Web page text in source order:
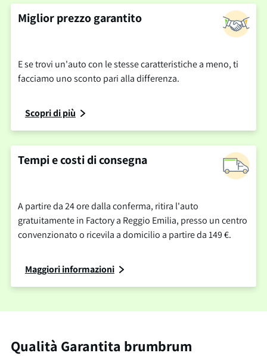
Miglior prezzo garantito
E se trovi un'auto con le stesse caratteristiche a meno, ti
facciamo uno sconto pari alla differenza.
Scopri di più
Tempi e costi di consegna
A partire da 24 ore dalla conferma, ritira l'auto
gratuitamente in Factory a Reggio Emilia, presso un centro
convenzionato o ricevila a domicilio a partire da 149 €.
Maggiori informazioni
Qualità Garantita brumbrum